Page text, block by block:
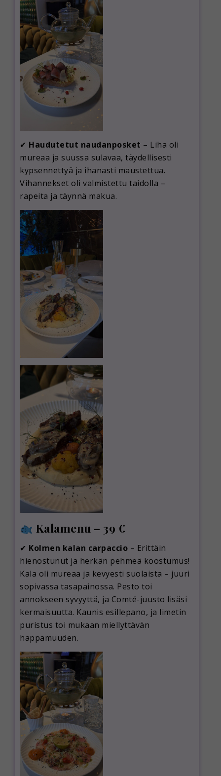
✔ Haudutetut naudanposket – Liha oli
mureaa ja suussa sulavaa, täydellisesti
kypsennettyä ja ihanasti maustettua.
Vihannekset oli valmistettu taidolla –
rapeita ja täynnä makua.
Kalamenu – 39 €
✔ Kolmen kalan carpaccio – Erittäin
hienostunut ja herkän pehmeä koostumus!
Kala oli mureaa ja kevyesti suolaista – juuri
sopivassa tasapainossa. Pesto toi
annokseen syvyyttä, ja Comté-juusto lisäsi
kermaisuutta. Kaunis esillepano, ja limetin
puristus toi mukaan miellyttävän
happamuuden.